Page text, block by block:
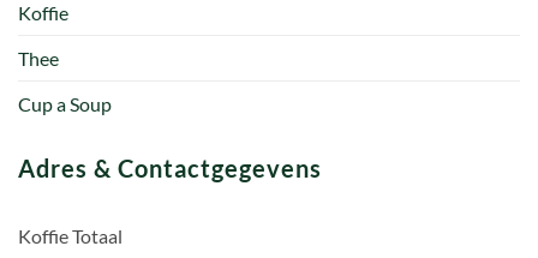
Koffie
Thee
Cup a Soup
Adres & Contactgegevens
Koffie Totaal